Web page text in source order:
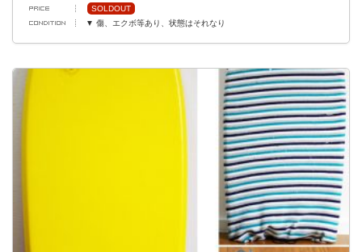
SOLDOUT
▼ 傷、エクボ等あり、状態はそれなり